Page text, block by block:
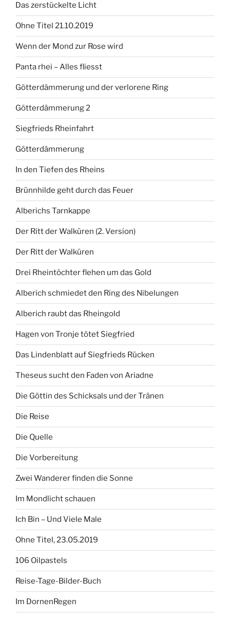
Das zerstückelte Licht
Ohne Titel 21.10.2019
Wenn der Mond zur Rose wird
Panta rhei – Alles fliesst
Götterdämmerung und der verlorene Ring
Götterdämmerung 2
Siegfrieds Rheinfahrt
Götterdämmerung
In den Tiefen des Rheins
Brünnhilde geht durch das Feuer
Alberichs Tarnkappe
Der Ritt der Walküren (2. Version)
Der Ritt der Walküren
Drei Rheintöchter flehen um das Gold
Alberich schmiedet den Ring des Nibelungen
Alberich raubt das Rheingold
Hagen von Tronje tötet Siegfried
Das Lindenblatt auf Siegfrieds Rücken
Theseus sucht den Faden von Ariadne
Die Göttin des Schicksals und der Tränen
Die Reise
Die Quelle
Die Vorbereitung
Zwei Wanderer finden die Sonne
Im Mondlicht schauen
Ich Bin – Und Viele Male
Ohne Titel, 23.05.2019
106 Oilpastels
Reise-Tage-Bilder-Buch
Im DornenRegen